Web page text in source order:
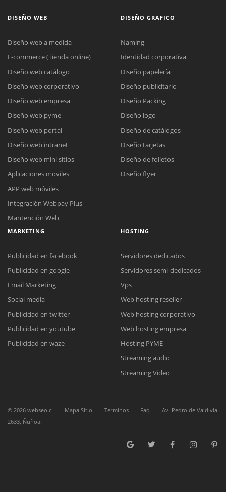
Reunión online
Nuestros ejecutivos le enviarán un correo electrónico con el enlace a
Meet para la reunión online.
Cotización
Complete el formulario y nos contactaremos a la brevedad.
Chat Online
para enviarnos un correo electrónico con sus datos personales.
DISEÑO WEB
Diseño web a medida
E-commerce (Tienda online)
Diseño web catálogo
Diseño web corporativo
Diseño web empresa
Diseño web pyme
Diseño web portal
Diseño web intranet
Diseño web mini sitios
Aplicaciones moviles
APP web móviles
Integración Webpay Plus
Mantención Web
DISEÑO GRAFICO
Naming
Identidad corporativa
Diseño papelería
Diseño publicitario
Diseño Packing
Diseño logo
Diseño de catálogos
Diseño tarjetas
Diseño de folletos
Diseño flyer
MARKETING
Publicidad en facebook
Publicidad en google
Email Marketing
Social media
Publicidad en twitter
Publicidad en youtube
Publicidad en waze
HOSTING
Servidores dedicados
Servidores semi-dedicados
Vps
Web hosting reseller
Web hosting corporativo
Web hosting empresa
Hosting PYME
Streaming audio
Streaming Video
© 2026 webseo.cl Mapa Sitio Terminos Faq
Av. Pedro de Valdivia
2633, Ñuñoa.